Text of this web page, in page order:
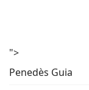
">
Penedès Guia